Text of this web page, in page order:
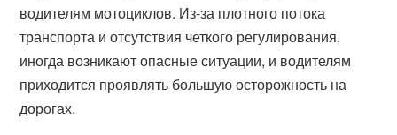
водителям мотоциклов. Из-за плотного потока
транспорта и отсутствия четкого регулирования,
иногда возникают опасные ситуации, и водителям
приходится проявлять большую осторожность на
дорогах.